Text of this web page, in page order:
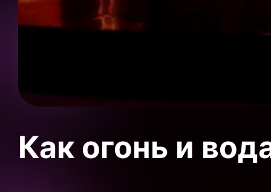
Как огонь и